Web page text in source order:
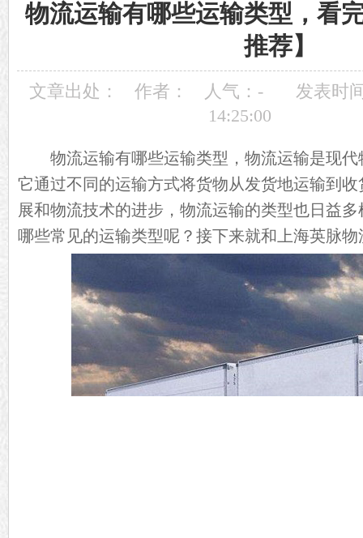
物流运输有哪些运输类型，看
推荐】
文章出处： 作者： 人气： -
发表时
14:25:00
物流运输有哪些运输类型，物流运输是现代
它通过不同的运输方式将货物从发货地运输到
展和物流技术的进步，物流运输的类型也日益
哪些常见的运输类型呢？接下来就和上海英脉